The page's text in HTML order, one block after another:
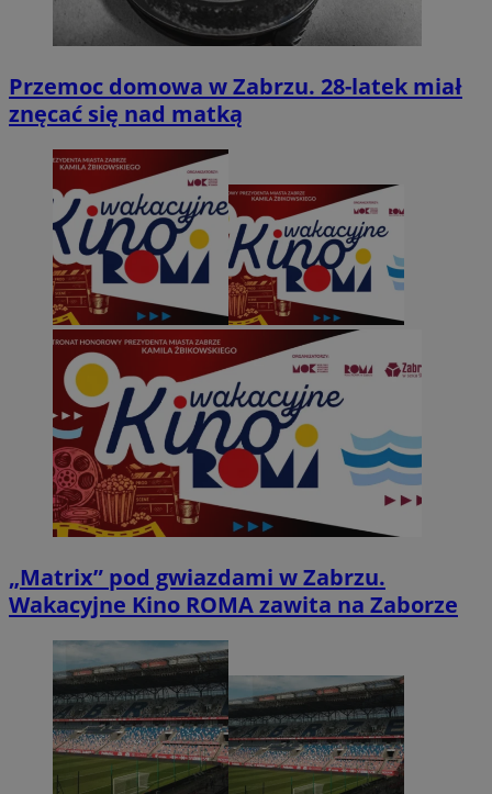
Przemoc domowa w Zabrzu. 28-latek miał
znęcać się nad matką
„Matrix” pod gwiazdami w Zabrzu.
Wakacyjne Kino ROMA zawita na Zaborze